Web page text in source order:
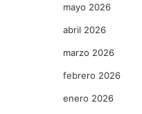
mayo 2026
abril 2026
marzo 2026
febrero 2026
enero 2026